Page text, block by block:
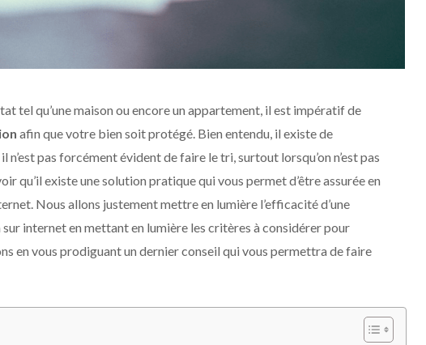
tel qu’une maison ou encore un appartement, il est impératif de
afin que votre bien soit protégé. Bien entendu, il existe de
pas forcément évident de faire le tri, surtout lorsqu’on n’est pas
qu’il existe une solution pratique qui vous permet d’être assurée en
Nous allons justement mettre en lumière l’efficacité d’une
internet en mettant en lumière les critères à considérer pour
en vous prodiguant un dernier conseil qui vous permettra de faire